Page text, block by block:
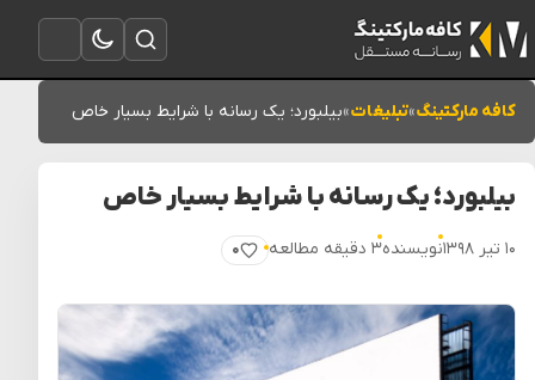
باز کردن منو
تغییر به حالت تاریک
باز کردن جستجو
کافه مارکتینگ»تبلیغات»بیلبورد؛ یک رسانه با شرایط بسیار خاص
بیلبورد؛ یک رسانه با شرایط بسیار خاص
۱۰ تیر ۱۳۹۸ نویسنده۳ دقیقه مطالعه ۰
پسندیدن